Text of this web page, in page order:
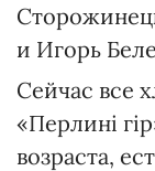
и Игорь
Сейчас все
«Перлині
возраста,